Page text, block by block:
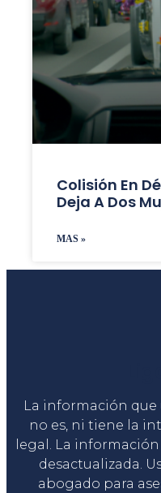
Colisión En
Deja A Dos
MAS »
La información
no es, ni tiene la
legal. La
desactualizada.
abogado para